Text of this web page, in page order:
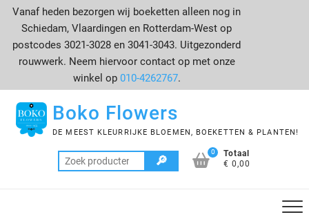
inhoud
Vanaf heden bezorgen wij boeketten alleen nog in
Schiedam, Vlaardingen en Rotterdam-West op
postcodes 3021-3028 en 3041-3043. Uitgezonderd
rouwwerk. Neem hiervoor contact op met onze
winkel op 010-4262767.
Boko Flowers
DE MEEST KLEURRIJKE BLOEMEN, BOEKETTEN & PLANTEN!
Zoeken
naar:
0
Totaal
€ 0,00